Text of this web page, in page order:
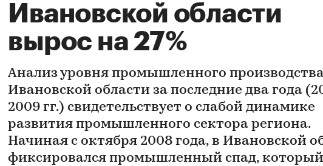
Ивановской области
вырос на 27%
Анализ уровня промышленного
Ивановской области за последние два года
2009 гг.) свидетельствует о слабой динамике
развития промышленного сектора региона.
Начиная с октября 2008 года, в Ивановской
фиксировался промышленный спад,